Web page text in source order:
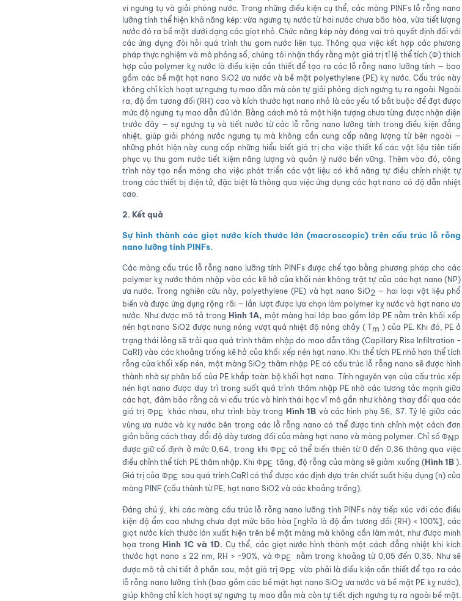
vi ngưng tụ và giải phóng nước. Trong những điều kiện cụ thể, các màng PINFs lỗ rỗng nano
lưỡng tính thể hiện khả năng kép: vừa ngưng tụ nước từ hơi nước chưa bão hòa, vừa tiết lượng
nước đó ra bề mặt dưới dạng các giọt nhỏ. Chức năng kép này đóng vai trò quyết định đối với
các ứng dụng đòi hỏi quá trình thu gom nước liên tục. Thông qua việc kết hợp các phương
pháp thực nghiệm và mô phỏng số, chúng tôi nhận thấy rằng một giá trị tỉ lệ thể tích (Φ) thích
hợp của polymer kỵ nước là điều kiện cần thiết để tạo ra các lỗ rỗng nano lưỡng tính — bao
gồm các bề mặt hạt nano SiO2 ưa nước và bề mặt polyethylene (PE) kỵ nước. Cấu trúc này
không chỉ kích hoạt sự ngưng tụ mao dẫn mà còn tự giải phóng dịch ngưng tụ ra ngoài. Ngoài
ra, độ ẩm tương đối (RH) cao và kích thước hạt nano nhỏ là các yếu tố bắt buộc để đạt được
mức độ ngưng tụ mao dẫn đủ lớn. Bằng cách mô tả một hiện tượng chưa từng được nhận diện
trước đây — sự ngưng tụ và tiết nước từ các lỗ rỗng nano lưỡng tính trong điều kiện đẳng
nhiệt, giúp giải phóng nước ngưng tụ mà không cần cung cấp năng lượng từ bên ngoài —
những phát hiện này cung cấp những hiểu biết giá trị cho việc thiết kế các vật liệu tiên tiến
phục vụ thu gom nước tiết kiệm năng lượng và quản lý nước bền vững. Thêm vào đó, công
trình này tạo nền móng cho việc phát triển các vật liệu có khả năng tự điều chỉnh nhiệt tự
trong các thiết bị điện tử, đặc biệt là thông qua việc ứng dụng các hạt nano có độ dẫn nhiệt
cao.
2. Kết quả
Sự hình thành các giọt nước kích thước lớn (macroscopic) trên cấu trúc lỗ rỗng
nano lưỡng tính PINFs.
Các màng cấu trúc lỗ rỗng nano lưỡng tính PINFs được chế tạo bằng phương pháp cho các
polymer kỵ nước thâm nhập vào các kẽ hở của khối nén không trật tự của các hạt nano (NP)
ưa nước. Trong nghiên cứu này, polyethylene (PE) và hạt nano SiO2— hai loại vật liệu phổ
biến và được ứng dụng rộng rãi — lần lượt được lựa chọn làm polymer kỵ nước và hạt nano ưa
nước. Như được mô tả trong Hình 1A, một màng hai lớp bao gồm lớp PE nằm trên khối xếp
nén hạt nano SiO2 được nung nóng vượt quá nhiệt độ nóng chảy ( Tm ​ ) của PE. Khi đó, PE ở
trạng thái lỏng sẽ trải qua quá trình thâm nhập do mao dẫn tăng (Capillary Rise Infiltration -
CaRI) vào các khoảng trống kẽ hở của khối xếp nén hạt nano. Khi thể tích PE nhỏ hơn thể tích
rỗng của khối xếp nén, một màng SiO2 thâm nhập PE có cấu trúc lỗ rỗng nano sẽ được hình
thành nhờ sự phân bố của PE khắp toàn bộ khối hạt nano. Tính nguyên vẹn của cấu trúc xếp
nén hạt nano được duy trì trong suốt quá trình thâm nhập PE nhờ các tương tác mạnh giữa
các hạt, đảm bảo rằng cả vi cấu trúc và hình thái học vĩ mô gần như không thay đổi qua các
giá trị ΦPE​ khác nhau, như trình bày trong Hình 1B và các hình phụ S6, S7. Tỷ lệ giữa các
vùng ưa nước và kỵ nước bên trong các lỗ rỗng nano có thể được tinh chỉnh một cách đơn
giản bằng cách thay đổi độ dày tương đối của màng hạt nano và màng polymer. Chỉ số ΦNP​
được giữ cố định ở mức 0,64, trong khi ΦPE​ có thể biến thiên từ 0 đến 0,36 thông qua việc
điều chỉnh thể tích PE thâm nhập. Khi Φ PE​ tăng, độ rỗng của màng sẽ giảm xuống (Hình 1B ).
Giá trị của ΦPE​ sau quá trình CaRI có thể được xác định dựa trên chiết suất hiệu dụng (n) của
màng PINF (cấu thành từ PE, hạt nano SiO2 và các khoảng trống).
Đáng chú ý, khi các màng cấu trúc lỗ rỗng nano lưỡng tính PINFs này tiếp xúc với các điều
kiện độ ẩm cao nhưng chưa đạt mức bão hòa [nghĩa là độ ẩm tương đối (RH) < 100%], các
giọt nước kích thước lớn xuất hiện trên bề mặt màng mà không cần làm mát, như được minh
họa trong Hình 1C và 1D.Cụ thể, các giọt nước hình thành một cách đẳng nhiệt khi kích
thước hạt nano ≤ 22 nm, RH > ~90%, và Φ PE​ nằm trong khoảng từ 0,05 đến 0,35. Như sẽ
được mô tả chi tiết ở phần sau, một giá trị ΦPE ​ vừa phải là điều kiện cần thiết để tạo ra các
lỗ rỗng nano lưỡng tính (bao gồm các bề mặt hạt nano SiO2 ưa nước và bề mặt PE kỵ nước),
giúp không chỉ kích hoạt sự ngưng tụ mao dẫn mà còn tự tiết dịch ngưng tụ ra ngoài bề mặt.